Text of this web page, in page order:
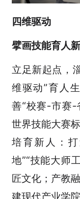
四维驱动
擘画技能育人
立足新起点，
维驱动”育人
善“校赛-市赛-
世界技能大赛
培育新人：
地”“技能大师
匠文化；产教
建现代产业学